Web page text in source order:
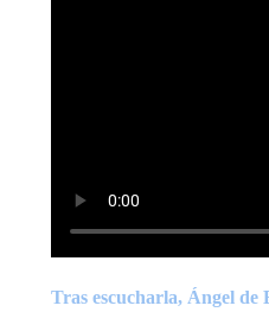
Tras escucharla, Ángel